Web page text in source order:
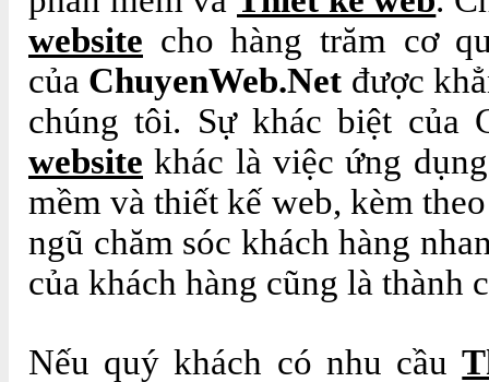
website cho hàng trăm cơ
của ChuyenWeb.Net được
chúng tôi. Sự khác biệt của
website khác là việc ứng
mềm và thiết kế web, kèm
ngũ chăm sóc khách hàng
của khách hàng cũng là thành
Nếu quý khách có nhu cầu